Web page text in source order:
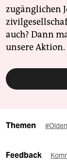
zugänglichen
auch? Dann
unsere Aktion.
Themen
Feedback